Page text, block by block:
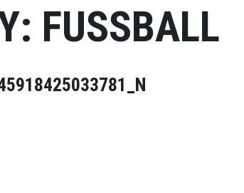
FUSSBALL